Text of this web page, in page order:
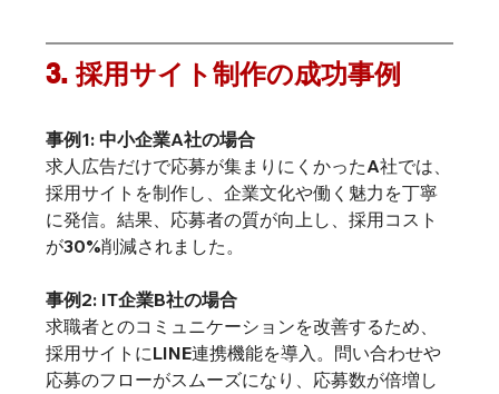
3. 採用サイト制作の成功事例
事例1: 中小企業A社の場合
求人広告だけで応募が集まりにくかったA社では、
採用サイトを制作し、企業文化や働く魅力を丁寧
に発信。結果、応募者の質が向上し、採用コスト
が30%削減されました。
事例2: IT企業B社の場合
求職者とのコミュニケーションを改善するため、
採用サイトにLINE連携機能を導入。問い合わせや
応募のフローがスムーズになり、応募数が倍増し